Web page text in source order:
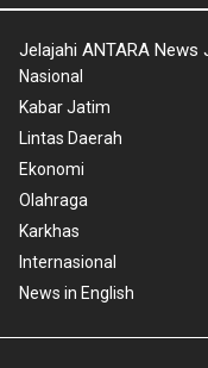
Jelajahi ANTARA News
Nasional
Kabar Jatim
Lintas Daerah
Ekonomi
Olahraga
Karkhas
Internasional
News in English